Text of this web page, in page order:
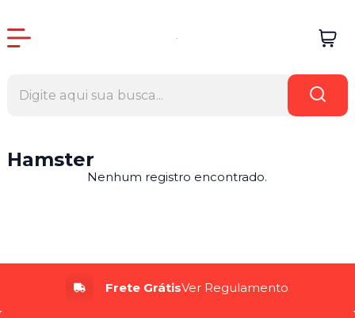
Hamster
Nenhum registro encontrado.
Frete GrátisVer Regulamento